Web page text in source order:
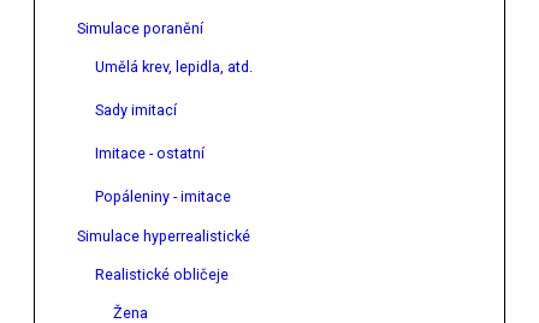
Simulace poranění
Umělá krev, lepidla, atd.
Sady imitací
Imitace - ostatní
Popáleniny - imitace
Simulace hyperrealistické
Realistické obličeje
Žena